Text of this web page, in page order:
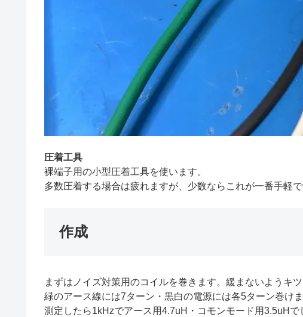
圧着工具
裸端子用の小型圧着工具を使います。
多数圧着する場合は疲れますが、少数ならこれが一番手軽で
作成
まずはノイズ対策用のコイルを巻きます。緩まないようキツ
緑のアース線には7ターン・黒白の電源には各5ターン巻けま
測定したら1kHzでアース用4.7uH・コモンモード用3.5uHで